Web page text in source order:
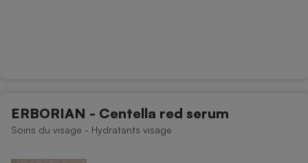
ERBORIAN - Centella red serum
Soins du visage - Hydratants visage